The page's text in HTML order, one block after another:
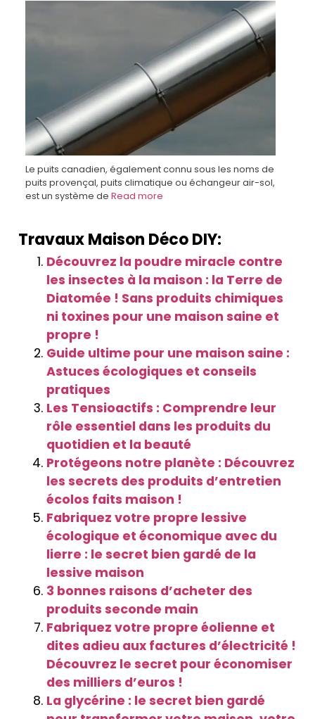
Le puits canadien, également connu sous les noms de
puits provençal, puits climatique ou échangeur air-sol,
est un système de Read more
Travaux Maison Déco DIY:
Découvrez la poudre miracle contre
les insectes à la maison : la Terre de
Diatomée ! Sans produits chimiques
ni toxines pour une maison saine et
propre !
Guide ultime pour une maison saine :
Astuces écologiques et conseils
pratiques
Les Tensioactifs : Comprendre leur
rôle essentiel dans les produits du
quotidien et la beauté
Protégeons notre planète : Découvrez
les secrets des produits d’entretien
écolos faits maison !
Fabriquez votre propre lessive
écologique et économique avec du
lierre : le secret bien gardé de la
lessive maison
3 bonnes raisons d’acheter des
produits seconde main
Fabriquez votre propre éolienne et
dites adieu aux factures d’électricité !
Découvrez le secret pour économiser
des milliers d’euros !
La glycérine : le secret bien gardé